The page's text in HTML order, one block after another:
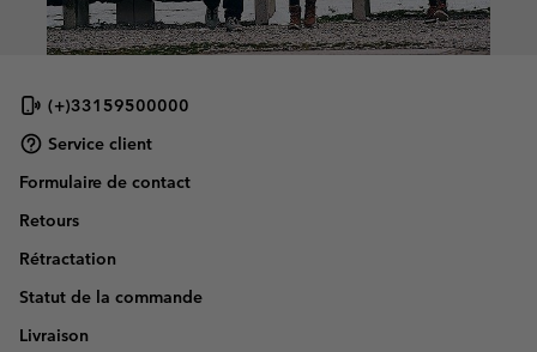
(+)33159500000
Service client
Formulaire de contact
Retours
Rétractation
Statut de la commande
Livraison